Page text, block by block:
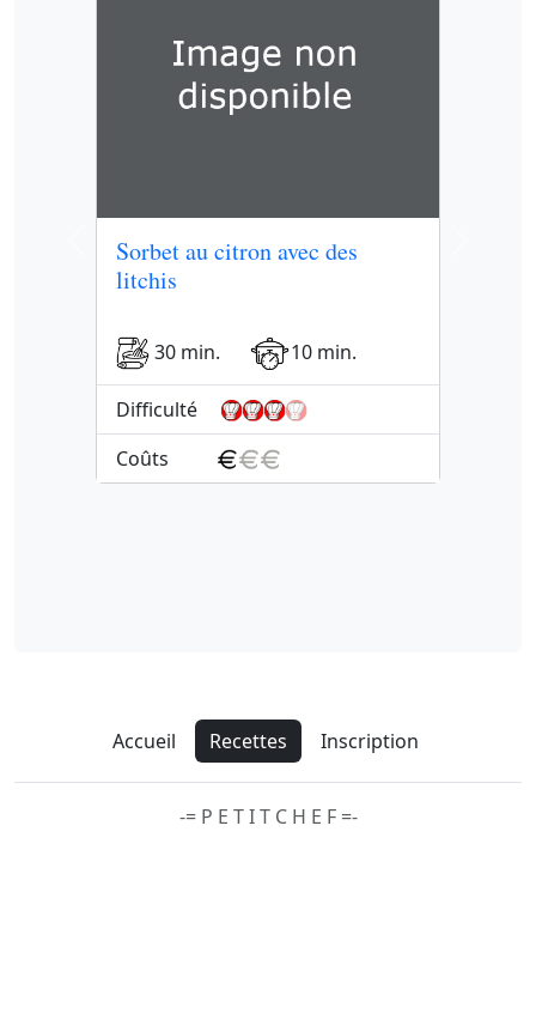
Sorbet au citron avec des
litchis
30 min. 10 min.
Difficulté
Coûts
Previous
Accueil Recettes Inscription
-= P E T I T C H E F =-